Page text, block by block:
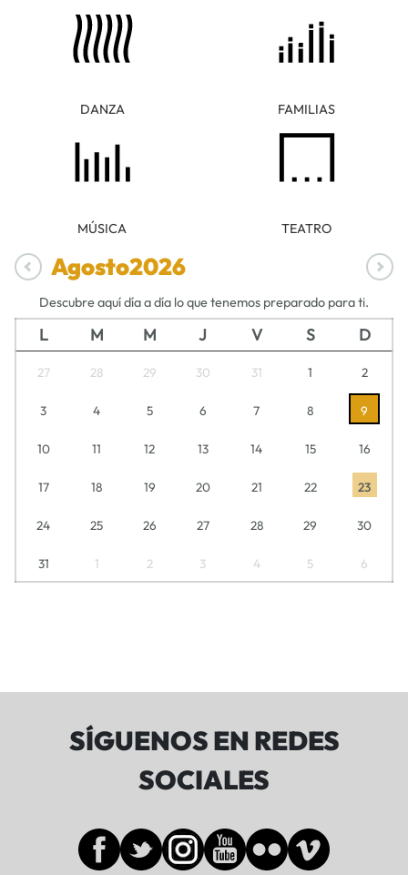
DANZA FAMILIAS
MÚSICA TEATRO
Agosto2026
Descubre aquí día a día lo que tenemos preparado para ti.
L M M J V S D
27 28 29 30 31 1 2
3 4 5 6 7 8 9
10 11 12 13 14 15 16
17 18 19 20 21 22 23
24 25 26 27 28 29 30
31 1 2 3 4 5 6
SÍGUENOS EN REDES
SOCIALES